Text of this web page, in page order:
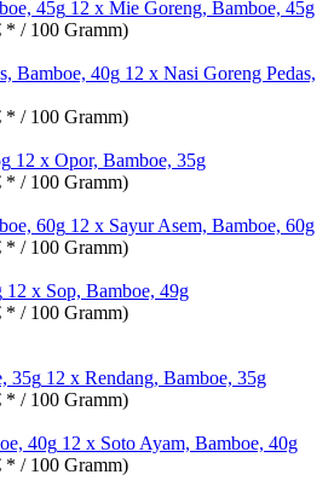
12 x Mie Goreng, Bamboe, 45g
* / 100 Gramm)
12 x Nasi Goreng Pedas,
* / 100 Gramm)
12 x Opor, Bamboe, 35g
* / 100 Gramm)
12 x Sayur Asem, Bamboe, 60g
* / 100 Gramm)
12 x Sop, Bamboe, 49g
* / 100 Gramm)
12 x Rendang, Bamboe, 35g
* / 100 Gramm)
12 x Soto Ayam, Bamboe, 40g
* / 100 Gramm)